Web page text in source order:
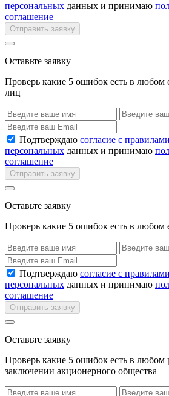
персональных данных и принимаю
соглашение
Отправить заявку
Оставьте заявку
Проверь какие 5 ошибок есть в
лиц
Подтверждаю согласие с
персональных данных и принимаю
соглашение
Отправить заявку
Оставьте заявку
Проверь какие 5 ошибок есть в любом
Подтверждаю согласие с
персональных данных и принимаю
соглашение
Отправить заявку
Оставьте заявку
Проверь какие 5 ошибок есть в любом
заключении акционерного общества